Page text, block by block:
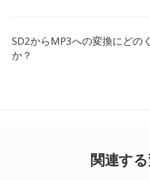
SD2からMP3への変換にどの
か？
関連す